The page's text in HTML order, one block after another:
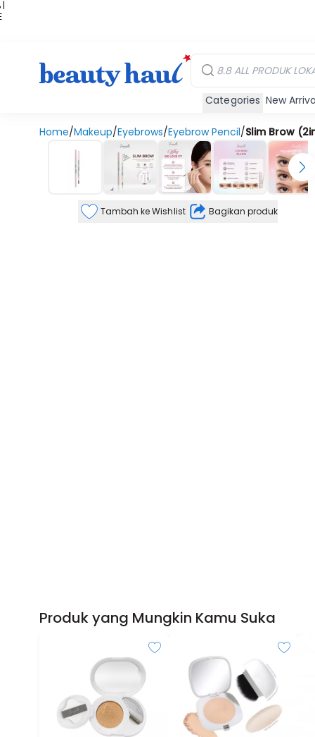
|
Categories New
Home/Makeup/Eyebrows/Eyebrow Pencil/Slim Brow
Tambah ke Wishlist Bagikan produk
Produk yang Mungkin Kamu Suka